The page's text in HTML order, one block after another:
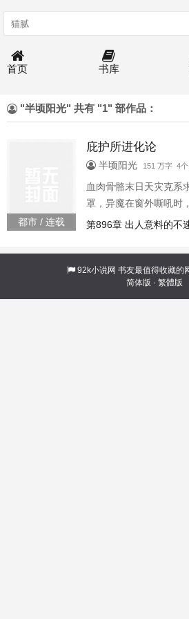
首页 书库
"半顷阳光" 共有 "1" 部作品：
都市 / 连载
庇护所进化论
半顷阳光 151 万字 4
血肉骨骼末日天灾克系
罩，异魔在窗外嘶吼时
护所中颤抖。而白毅却
恐怖盛宴祂身上溅落的
的新手礼包。有人用神
第896章 出人意料的不
92k小说网 书友最值得收藏的
简体版 · 繁體版